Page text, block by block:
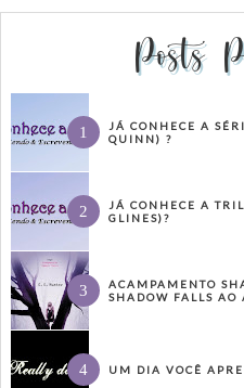
Posts
JÁ CONHECE A
QUINN) ?
JÁ CONHECE A
GLINES)?
ACAMPAMENTO
SHADOW FALLS AO
UM DIA VOCÊ